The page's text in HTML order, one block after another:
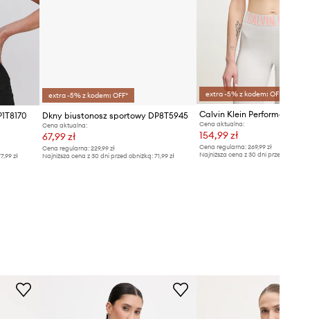
zł
extra -5% z kodem: OFF*
Dkny biustonosz sportowy DP8T5945
Cena aktualna:
67,99 zł
Cena regularna:229,99 zł
Najniższa cena z 30 dni przed obniżką:71,99 zł
extra -5% z kodem: OFF*
Cena aktualna:
154,99 zł
Cena regularna: 269,99 zł
Najniższa cena z 30 dni przed obniżką: